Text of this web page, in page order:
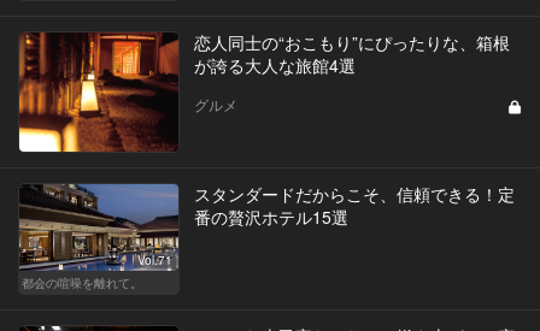
恋人同士の“おこもり”にぴったりな、箱根
が誇る大人な旅館4選
グルメ
Vol.71
都会の喧噪を離れて。
スタンダードだからこそ、信頼できる！定
番の贅沢ホテル15選